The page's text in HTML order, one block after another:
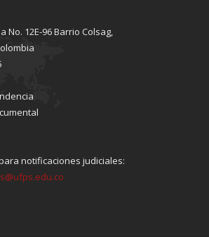
No. 12E-96 Barrio Colsag,
notificaciones judiciales: